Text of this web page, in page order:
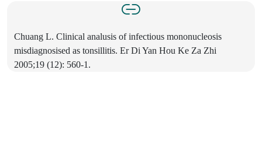
Chuang L. Clinical analusis of infectious mononucleosis
misdiagnosised as tonsillitis. Er Di Yan Hou Ke Za Zhi
2005;19 (12): 560-1.